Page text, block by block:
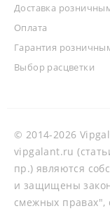
Доставка
Оплата
Гарантия
Выбор расцветки
© 2014-2026
vipgalant.ru
пр.) являются
и защищены
смежных правах",